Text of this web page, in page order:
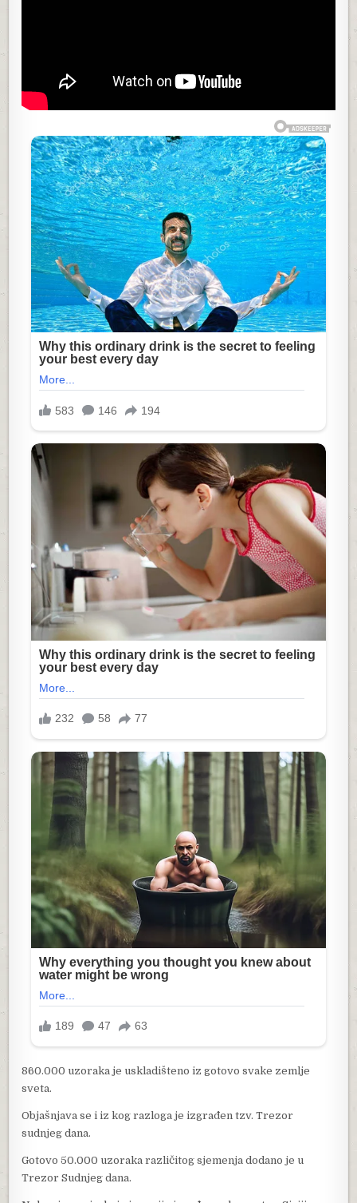
860.000 uzoraka je uskladišteno iz gotovo svake zemlje
sveta.
Objašnjava se i iz kog razloga je izgrađen tzv. Trezor
sudnjeg dana.
Gotovo 50.000 uzoraka različitog sjemenja dodano je u
Trezor Sudnjeg dana.